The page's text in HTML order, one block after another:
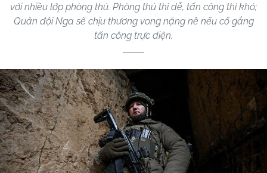
với nhiều lớp phòng thủ. Phòng thủ thì dễ, tấn công thì khó;
Quân đội Nga sẽ chịu thương vong nặng nề nếu cố gắng
tấn công trực diện.